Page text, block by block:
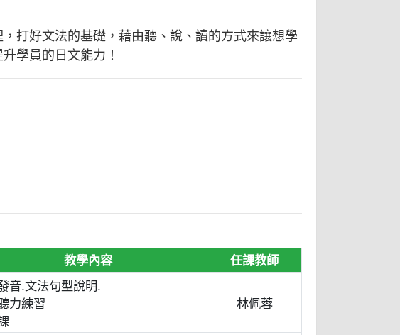
打好文法的基礎，藉由聽、說、讀的方式來讓想學
學員的日文能力！
教學內容 任課教師
音.文法句型說明.
力練習
林佩蓉